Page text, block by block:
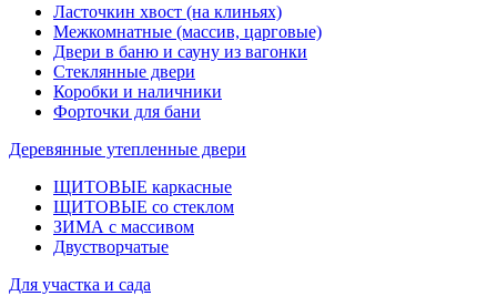
Ласточкин хвост (на клиньях)
Межкомнатные (массив, царговые)
Двери в баню и сауну из вагонки
Стеклянные двери
Коробки и наличники
Форточки для бани
Деревянные утепленные двери
ЩИТОВЫЕ каркасные
ЩИТОВЫЕ со стеклом
ЗИМА с массивом
Двустворчатые
Для участка и сада